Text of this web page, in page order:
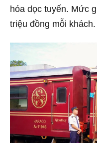
hóa dọc tuyến. Mức
triệu đồng mỗi khách.